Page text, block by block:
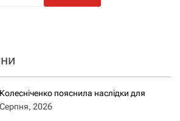
пояснила наслідки для
2026